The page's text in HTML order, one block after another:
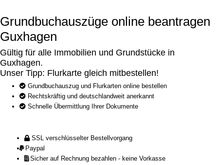
Grundbuchauszüge online beantragen
Guxhagen
Gültig für alle Immobilien und Grundstücke in
Guxhagen.
Unser Tipp: Flurkarte gleich mitbestellen!
Grundbuchauszug und Flurkarten online bestellen
Rechtskräftig und deutschlandweit anerkannt
Schnelle Übermittlung Ihrer Dokumente
SSL verschlüsselter Bestellvorgang
Paypal
Sicher auf Rechnung bezahlen - keine Vorkasse